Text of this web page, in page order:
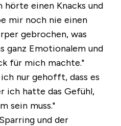
hörte einen Knacks und
mir noch nie einen
gebrochen, was
ganz Emotionalem und
für mich machte."
nur gehofft, dass es
ich hatte das Gefühl,
sein muss."
und der